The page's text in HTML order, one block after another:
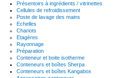
Présentoirs à ingrédients / vitrinettes
Cellules de refroidissement
Poste de lavage des mains
Echelles
Chariots
Etagères
Rayonnage
Préparation
Conteneur et boite isotherme
Conteneurs et boîtes Sherpa
Conteneurs et boîtes Kangabox